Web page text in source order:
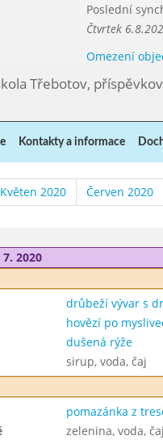
Poslední
Čtvrtek
Omezení
Třebotov,
Kontakty a informace
Květen 2020 Červen 2020
2020
drůbeží vývar s
hovězí po
dušená rýže
sirup, voda, čaj
pomazánka z
zelenina, voda,